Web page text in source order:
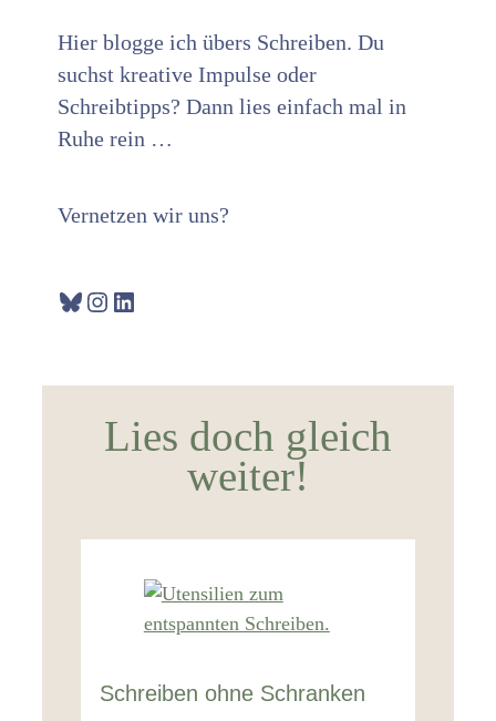
Hier blogge ich übers Schreiben. Du
suchst kreative Impulse oder
Schreibtipps? Dann lies einfach mal in
Ruhe rein …
Vernetzen wir uns?
Bluesky
Instagram
LinkedIn
Lies doch gleich
weiter!
Schreiben ohne Schranken